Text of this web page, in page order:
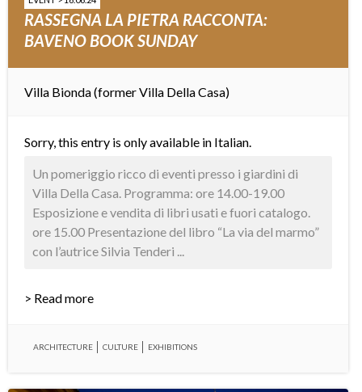
RASSEGNA LA PIETRA RACCONTA:
BAVENO BOOK SUNDAY
Villa Bionda (former Villa Della Casa)
Sorry, this entry is only available in Italian.
Un pomeriggio ricco di eventi presso i giardini di
Villa Della Casa. Programma: ore 14.00-19.00
Esposizione e vendita di libri usati e fuori catalogo.
ore 15.00 Presentazione del libro “La via del marmo”
con l’autrice Silvia Tenderi ...
> Read more
ARCHITECTURE CULTURE EXHIBITIONS